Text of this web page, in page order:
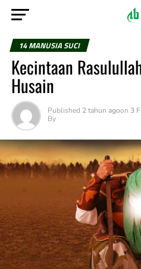
14 MANUSIA SUCI
Kecintaan
Husain
Published 2 tahun agoon 3
By